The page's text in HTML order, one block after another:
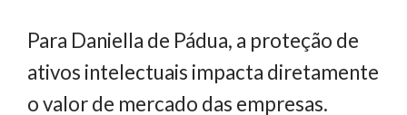
Para Daniella de Pádua, a proteção de
ativos intelectuais impacta diretamente
o valor de mercado das empresas.